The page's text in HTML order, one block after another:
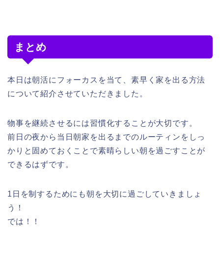
まとめ
本日は朝活にフォーカスを当て、素早く家を出る方法
について紹介させていただきました。
物事を継続させるには習慣化することが大切です。
前日の夜から当日朝家を出るまでのルーティンをしっ
かりと固めておくことで素晴らしい朝を過ごすことが
できるはずです。
1日を制するためにも朝を大切に過ごしていきましょ
う！
では！！